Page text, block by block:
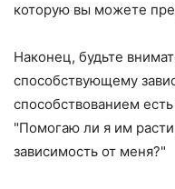
которую вы можете
Наконец, будьте
способствующему
способствованием
"Помогаю ли я им
зависимость от меня?"